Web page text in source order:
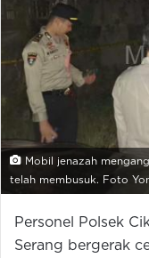
Mobil jenazah
telah membusuk. Foto
Personel Polsek
Serang bergerak